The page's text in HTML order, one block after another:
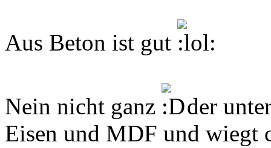
Aus Beton ist gut
Nein nicht ganz
der
Eisen und MDF und wiegt